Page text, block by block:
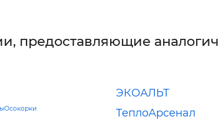
предоставляющие
ЭКОАЛЬТ
ТеплоАрсенал